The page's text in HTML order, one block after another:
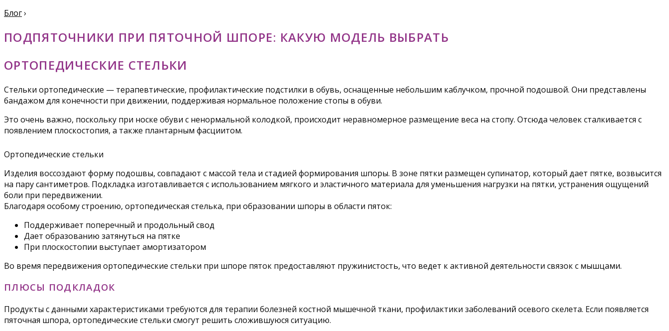
Блог›
ПОДПЯТОЧНИКИ ПРИ ПЯТОЧНОЙ ШПОРЕ: КАКУЮ МОДЕЛЬ ВЫБРАТЬ
ОРТОПЕДИЧЕСКИЕ СТЕЛЬКИ
Стельки ортопедические — терапевтические, профилактические подстилки в обувь, оснащенные небольшим каблучком, прочной подошвой. Они представлены
бандажом для конечности при движении, поддерживая нормальное положение стопы в обуви.
Это очень важно, поскольку при носке обуви с ненормальной колодкой, происходит неравномерное размещение веса на стопу. Отсюда человек сталкивается с
появлением плоскостопия, а также плантарным фасциитом.
Ортопедические стельки
Изделия воссоздают форму подошвы, совпадают с массой тела и стадией формирования шпоры. В зоне пятки размещен супинатор, который дает пятке, возвысится
на пару сантиметров. Подкладка изготавливается с использованием мягкого и эластичного материала для уменьшения нагрузки на пятки, устранения ощущений
боли при передвижении.
Благодаря особому строению, ортопедическая стелька, при образовании шпоры в области пяток:
Поддерживает поперечный и продольный свод
Дает образованию затянуться на пятке
При плоскостопии выступает амортизатором
Во время передвижения ортопедические стельки при шпоре пяток предоставляют пружинистость, что ведет к активной деятельности связок с мышцами.
ПЛЮСЫ ПОДКЛАДОК
Продукты с данными характеристиками требуются для терапии болезней костной мышечной ткани, профилактики заболеваний осевого скелета. Если появляется
пяточная шпора, ортопедические стельки смогут решить сложившуюся ситуацию.